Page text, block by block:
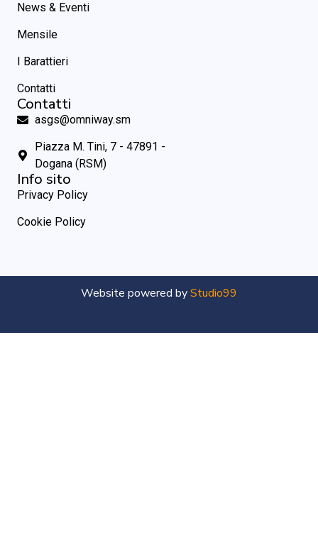
News & Eventi
Mensile
I Barattieri
Contatti
Contatti
asgs@omniway.sm
Piazza M. Tini, 7 - 47891 -
Dogana (RSM)
Info sito
Privacy Policy
Cookie Policy
Website powered byStudio99